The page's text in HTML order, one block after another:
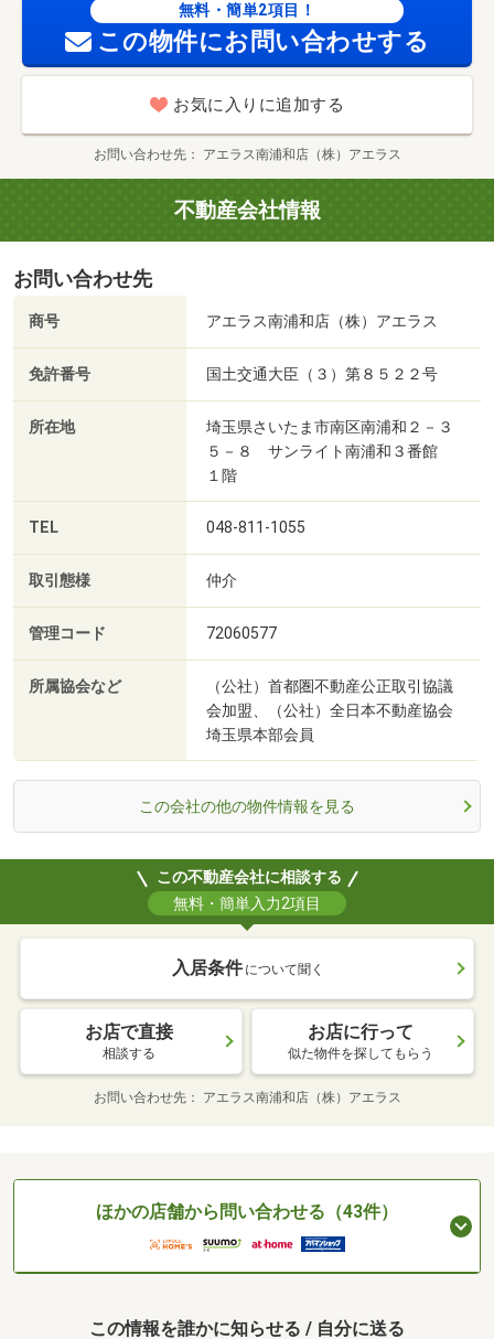
無料・簡単2項目！
この物件にお問い合わせする
お気に入りに追加する
お問い合わせ先 アエラス南浦和店（株）アエラス
不動産会社情報
お問い合わせ先
商号 アエラス南浦和店（株）アエラス
免許番号 国土交通大臣（３）第８５２２号
所在地
埼玉県さいたま市南区南浦和２－３
５－８ サンライト南浦和３番館
１階
TEL 048-811-1055
取引態様 仲介
管理コード 72060577
所属協会など
（公社）首都圏不動産公正取引協議
会加盟、（公社）全日本不動産協会
埼玉県本部会員
この会社の他の物件情報を見る
この不動産会社に相談する
無料・簡単入力2項目
入居条件 について聞く
お店で直接
相談する
お店に行って
似た物件を探してもらう
お問い合わせ先 アエラス南浦和店（株）アエラス
ほかの店舗から問い合わせる（43件）
この情報を誰かに知らせる / 自分に送る